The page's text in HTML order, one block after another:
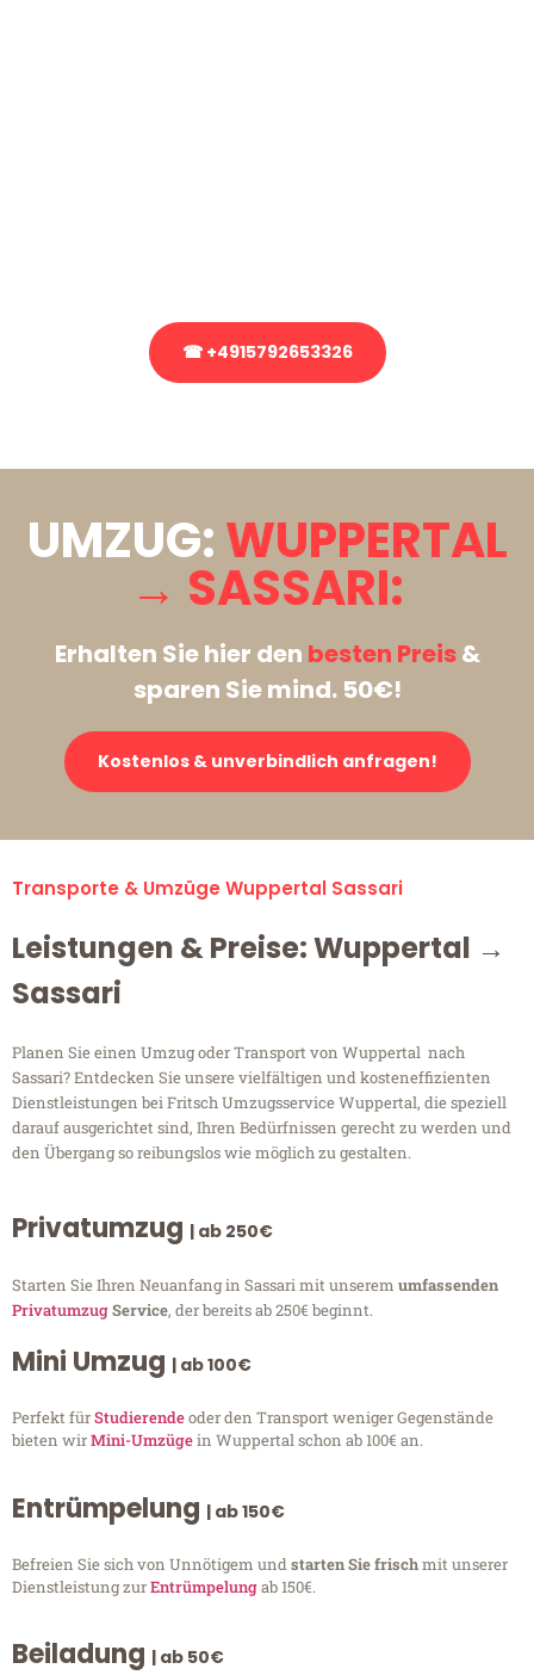
☎ +4915792653326
UMZUG:WUPPERTAL
→ SASSARI:
Erhalten Sie hier den besten Preis&
sparen Sie mind. 50€!
Kostenlos & unverbindlich anfragen!
Transporte & Umzüge Wuppertal Sassari
Leistungen & Preise: Wuppertal →
Sassari
Planen Sie einen Umzug oder Transport von Wuppertal nach
Sassari? Entdecken Sie unsere vielfältigen und kosteneffizienten
Dienstleistungen bei Fritsch Umzugsservice Wuppertal, die speziell
darauf ausgerichtet sind, Ihren Bedürfnissen gerecht zu werden und
den Übergang so reibungslos wie möglich zu gestalten.
Privatumzug | ab 250€
Starten Sie Ihren Neuanfang in Sassari mit unserem umfassenden
PrivatumzugService, der bereits ab 250€ beginnt.
Mini Umzug | ab 100€
Perfekt fürStudierendeoder den Transport weniger Gegenstände
bieten wirMini-Umzügein Wuppertal schon ab 100€ an.
Entrümpelung | ab 150€
Befreien Sie sich von Unnötigem undstarten Sie frischmit unserer
Dienstleistung zurEntrümpelungab 150€.
Beiladung | ab 50€